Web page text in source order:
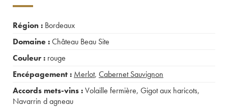
Région : Bordeaux
Domaine :Château Beau Site
Couleur : rouge
Encépagement : Merlot, Cabernet Sauvignon
Accords mets-vins :Volaille fermière, Gigot aux haricots,
Navarrin d agneau